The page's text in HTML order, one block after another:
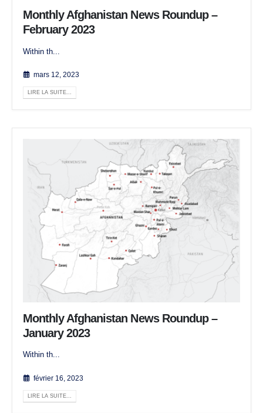
Monthly Afghanistan News Roundup –
February 2023
Within th...
mars 12, 2023
LIRE LA SUITE...
Monthly Afghanistan News Roundup –
January 2023
Within th...
février 16, 2023
LIRE LA SUITE...